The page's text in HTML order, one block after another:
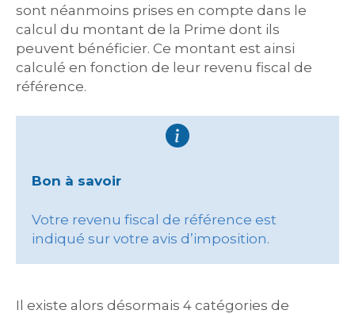
sont néanmoins prises en compte dans le
calcul du montant de la Prime dont ils
peuvent bénéficier. Ce montant est ainsi
calculé en fonction de leur revenu fiscal de
référence.
Bon à savoir
Votre revenu fiscal de référence est
indiqué sur votre avis d’imposition.
Il existe alors désormais 4 catégories de